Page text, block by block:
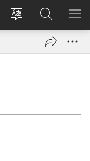
Změnit
stránek
Přihlásit
se
Hledat
na
JW.ORG